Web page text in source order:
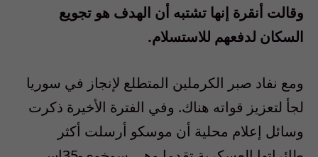
وقالت أنقرة إنها تشتبه أن الهدف هو تجويع
السكان لدفعهم للاستسلام.
ومع نفاد صبر الكرملين المتطلع لإنجاز في سوريا
لجأ لتعزيز قواته هناك. وفي الفترة الأخيرة ذكرت
وسائل إعلام محلية أن موسكو أرسلت أكثر